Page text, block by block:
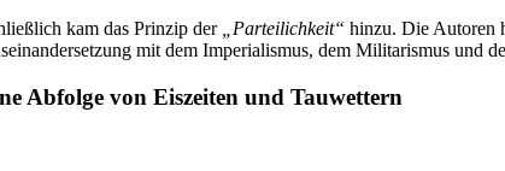
kam das Prinzip der
„Parteilichkeit“ hinzu. Die Autoren
mit dem Imperialismus, dem Militarismus und
Abfolge von Eiszeiten und Tauwettern